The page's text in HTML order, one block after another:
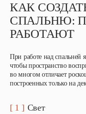
КАК
СПАЛЬНЮ:
РАБОТАЮТ
При работе над спальней
чтобы пространство
во многом отличает
построенных только на
[ 1 ] Свет